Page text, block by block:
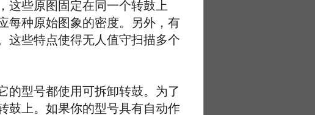
些原图固定在同一个转鼓上
每种原始图象的密度。另外，有
这些特点使得无人值守扫描多个
型号都使用可拆卸转鼓。为了
鼓上。如果你的型号具有自动作